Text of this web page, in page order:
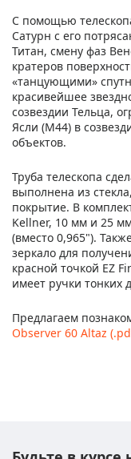
С помощью
Сатурн с его
Титан, смену фаз
кратеров
«танцующими»
красивейшее
созвездии Тельца,
Ясли (М44) в
объектов.
Труба телескопа
выполнена из
покрытие. В
Kellner, 10 мм и 25
(вместо 0,965").
зеркало для
красной точкой EZ
имеет ручки тонких
Предлагаем
Observer 60 Altaz